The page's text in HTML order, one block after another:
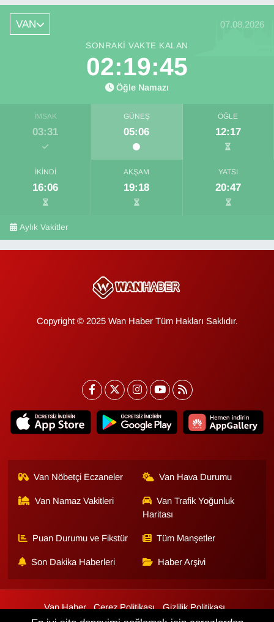
VAN 07.08.2026
SONRAKI VAKTE KALAN
02:19:45
Öğle Namazı
İMSAK
03:31
GÜNEŞ
05:06
ÖĞLE
12:17
İKINDI
16:06
AKŞAM
19:18
YATSI
20:47
Aylık Vakitler
Copyright © 2025 Wan Haber Tüm Hakları Saklıdır.
Van Nöbetçi Eczaneler Van Hava Durumu
Van Namaz Vakitleri
Van Trafik Yoğunluk
Haritası
Puan Durumu ve Fikstür Tüm Manşetler
Son Dakika Haberleri Haber Arşivi
Van Haber Çerez Politikası
Gizlilik Politikası